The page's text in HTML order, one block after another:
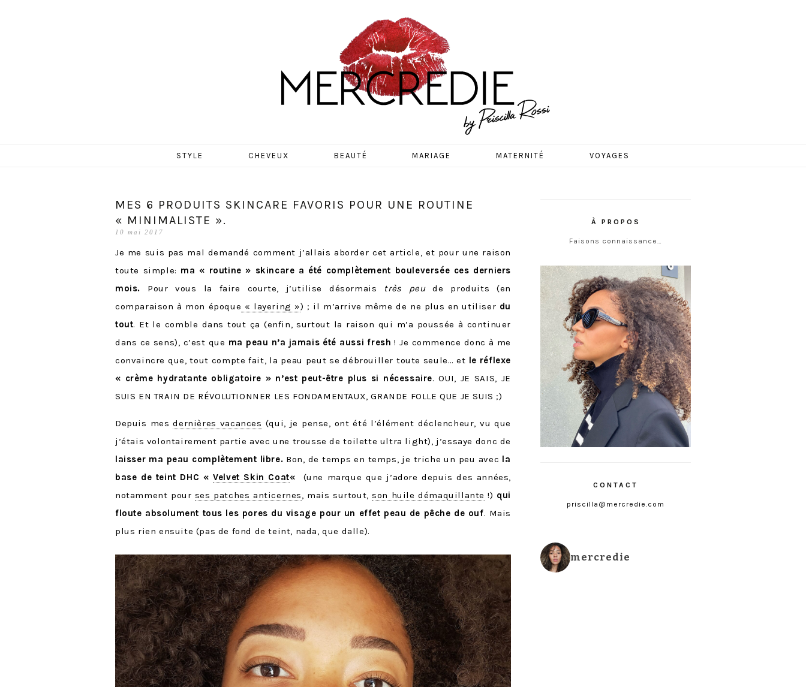
MERCREDIE
STYLE CHEVEUX BEAUTÉ MARIAGE MATERNITÉ VOYAGES
MES 6 PRODUITS SKINCARE FAVORIS POUR UNE ROUTINE
« MINIMALISTE ».
10 mai 2017
Je me suis pas mal demandé comment j’allais aborder cet article, et pour une raison
toute simple: ma « routine » skincare a été complètement bouleversée ces derniers
mois. Pour vous la faire courte, j’utilise désormais très peude produits (en
comparaison à mon époque « layering ») ; il m’arrive même de ne plus en utiliser du
tout. Et le comble dans tout ça (enfin, surtout la raison qui m’a poussée à continuer
dans ce sens), c’est que ma peau n’a jamais été aussi fresh! Je commence donc à me
convaincre que, tout compte fait, la peau peut se débrouiller toute seule… et le réflexe
« crème hydratante obligatoire » n’est peut-être plus si nécessaire. OUI, JE SAIS, JE
SUIS EN TRAIN DE RÉVOLUTIONNER LES FONDAMENTAUX, GRANDE FOLLE QUE JE SUIS ;)
Depuis mesdernières vacances (qui, je pense, ont été l’élément déclencheur, vu que
j’étais volontairement partie avec une trousse de toilette ultra light), j’essaye donc de
laisser ma peau complètement libre. Bon, de temps en temps, je triche un peu avec la
base de teint DHC «Velvet Skin Coat«
(une marque que j’adore depuis des années,
notamment pour ses patches anticernes, mais surtout,son huile démaquillante !) qui
floute absolument tous les pores du visage pour un effet peau de pêche de ouf. Mais
plus rien ensuite (pas de fond de teint, nada, que dalle).
À PROPOS
Faisons connaissance…
CONTACT
priscilla@mercredie.com
mercredie